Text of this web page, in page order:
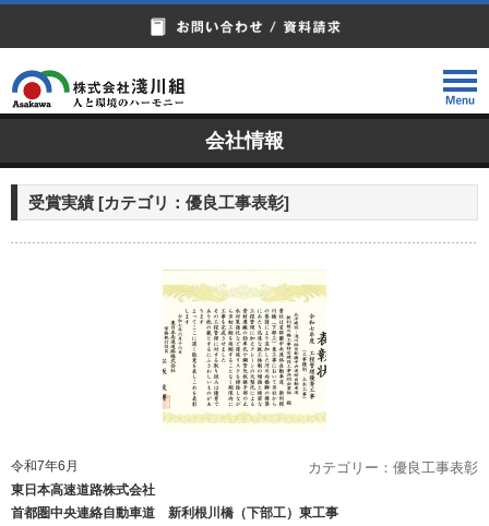
会社情報
受賞実績 [カテゴリ： 優良工事表彰]
令和7年6月 カテゴリー：優良工事表彰
東日本高速道路株式会社
首都圏中央連絡自動車道 新利根川橋（下部工）東工事